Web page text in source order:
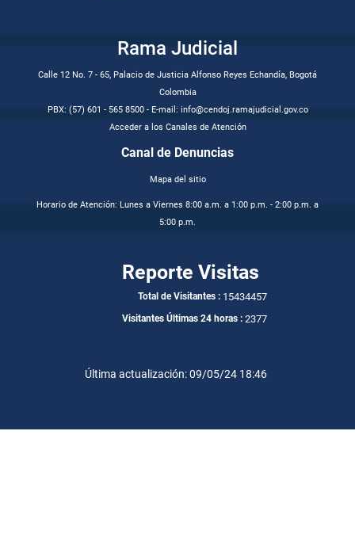
Rama Judicial
Calle 12 No. 7 - 65, Palacio de Justicia Alfonso Reyes Echandía, Bogotá
Colombia
PBX: (57) 601 - 565 8500 - E-mail: info@cendoj.ramajudicial.gov.co
Acceder a los Canales de Atención
Canal de Denuncias
Mapa del sitio
Horario de Atención: Lunes a Viernes 8:00 a.m. a 1:00 p.m. - 2:00 p.m. a
5:00 p.m.
Reporte Visitas
Total de Visitantes : 15434457
Visitantes Últimas 24 horas : 2377
Última actualización: 09/05/24 18:46